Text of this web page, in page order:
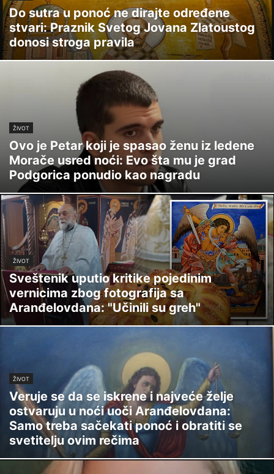
Do sutra u ponoć ne dirajte određene
stvari: Praznik Svetog Jovana Zlatoustog
donosi stroga pravila
ŽIVOT
Ovo je Petar koji je spasao ženu iz ledene
Morače usred noći: Evo šta mu je grad
Podgorica ponudio kao nagradu
ŽIVOT
Sveštenik uputio kritike pojedinim
vernicima zbog fotografija sa
Aranđelovdana: "Učinili su greh"
ŽIVOT
Veruje se da se iskrene i najveće želje
ostvaruju u noći uoči Aranđelovdana:
Samo treba sačekati ponoć i obratiti se
svetitelju ovim rečima